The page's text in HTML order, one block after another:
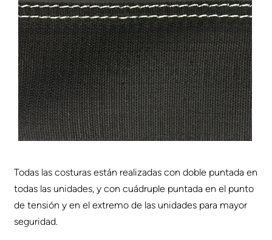
Todas las costuras están realizadas con doble puntada en
todas las unidades, y con cuádruple puntada en el punto
de tensión y en el extremo de las unidades para mayor
seguridad.